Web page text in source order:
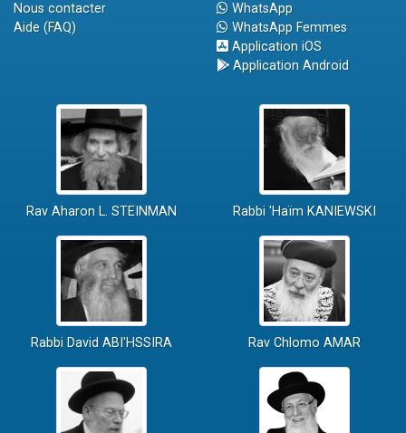
Nous contacter
Aide (FAQ)
WhatsApp
WhatsApp Femmes
Application iOS
Application Android
Rav Aharon L. STEINMAN Rabbi 'Haïm KANIEWSKI
Rabbi David ABI'HSSIRA Rav Chlomo AMAR